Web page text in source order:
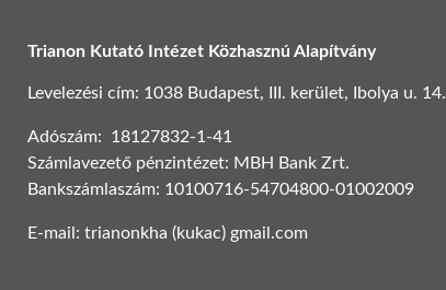
Trianon Kutató Intézet Közhasznú Alapítvány
Levelezési cím: 1038 Budapest, III. kerület, Ibolya u. 14.
Adószám: 18127832-1-41
Számlavezető pénzintézet: MBH Bank Zrt.
Bankszámlaszám: 10100716-54704800-01002009
E-mail: trianonkha (kukac) gmail.com